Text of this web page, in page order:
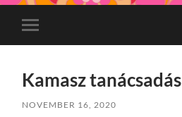
Toggle
mobile
Kamasz tanácsadás
NOVEMBER 16, 2020